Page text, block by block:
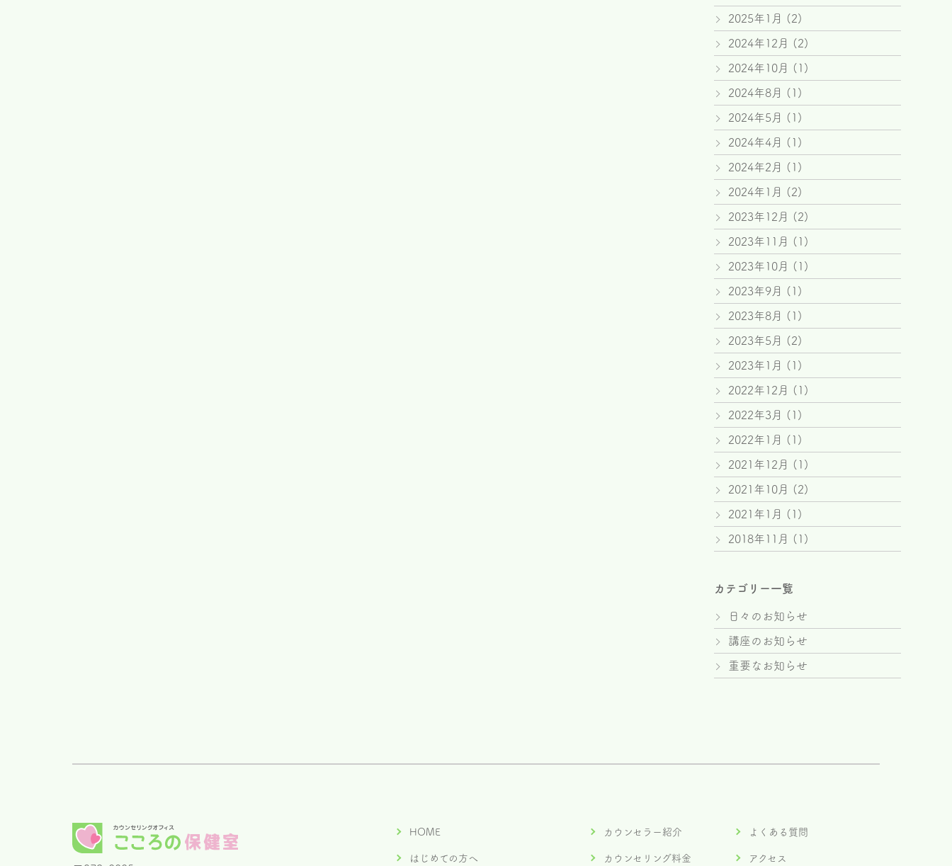
2025年1月 (2)
2024年12月 (2)
2024年10月 (1)
2024年8月 (1)
2024年5月 (1)
2024年4月 (1)
2024年2月 (1)
2024年1月 (2)
2023年12月 (2)
2023年11月 (1)
2023年10月 (1)
2023年9月 (1)
2023年8月 (1)
2023年5月 (2)
2023年1月 (1)
2022年12月 (1)
2022年3月 (1)
2022年1月 (1)
2021年12月 (1)
2021年10月 (2)
2021年1月 (1)
2018年11月 (1)
カテゴリー一覧
日々のお知らせ
講座のお知らせ
重要なお知らせ
HOME
はじめての方へ
カウンセラー紹介
カウンセリング料金
よくある質問
アクセス